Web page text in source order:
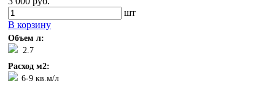
шт
В корзину
Объем л:
2.7
Расход м2:
6-9 кв.м/л